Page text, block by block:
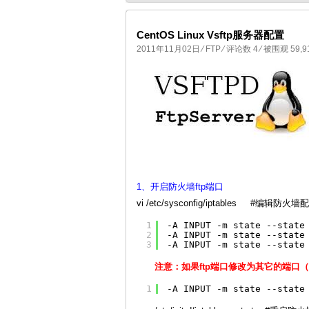
CentOS Linux Vsftp服务器配置
2011年11月02日 ⁄ FTP ⁄评论数 4⁄ 被围观
1、开启防火墙ftp端口
vi /etc/sysconfig/iptables #编辑防火墙配
1
2
3
-A INPUT -m state --state
-A INPUT -m state --state
-A INPUT -m state --state
注意：如果ftp端口修改为其它的端口
1 -A INPUT -m state --state